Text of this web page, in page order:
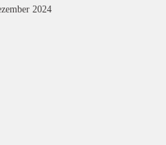
2024